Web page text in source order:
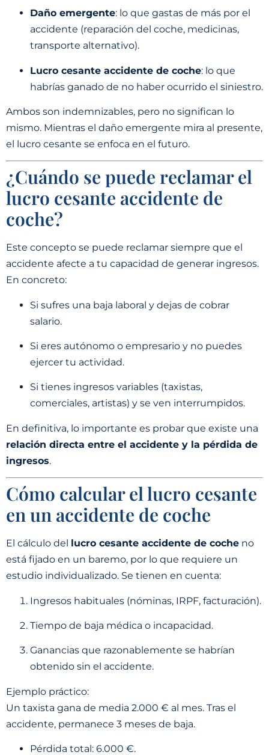
Daño emergente: lo que gastas de más por el
accidente (reparación del coche, medicinas,
transporte alternativo).
Lucro cesante accidente de coche: lo que
habrías ganado de no haber ocurrido el siniestro.
Ambos son indemnizables, pero no significan lo
mismo. Mientras el daño emergente mira al presente,
el lucro cesante se enfoca en el futuro.
¿Cuándo se puede reclamar el
lucro cesante accidente de
coche?
Este concepto se puede reclamar siempre que el
accidente afecte a tu capacidad de generar ingresos.
En concreto:
Si sufres una baja laboral y dejas de cobrar
salario.
Si eres autónomo o empresario y no puedes
ejercer tu actividad.
Si tienes ingresos variables (taxistas,
comerciales, artistas) y se ven interrumpidos.
En definitiva, lo importante es probar que existe una
relación directa entre el accidente y la pérdida de
ingresos.
Cómo calcular el lucro cesante
en un accidente de coche
El cálculo del lucro cesante accidente de coche no
está fijado en un baremo, por lo que requiere un
estudio individualizado. Se tienen en cuenta:
Ingresos habituales (nóminas, IRPF, facturación).
Tiempo de baja médica o incapacidad.
Ganancias que razonablemente se habrían
obtenido sin el accidente.
Ejemplo práctico:
Un taxista gana de media 2.000 € al mes. Tras el
accidente, permanece 3 meses de baja.
Pérdida total: 6.000 €.